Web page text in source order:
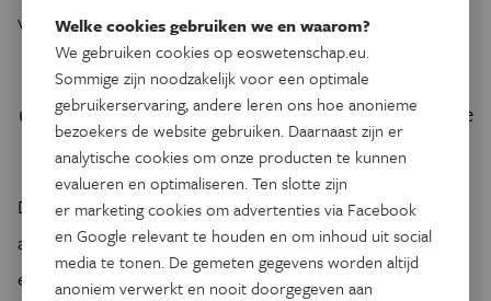
van waar we naartoe willen.’
De academische erfgoedcollectie van de Gentse
universiteit is met 400.000 stuks veruit de grootste
van Vlaanderen
Doom doelt op de jonge vinvis die in november 2015 werd
aangevaren door een vrachtschip en op de voorsteven
ervan belandde. Het kwam zo in de Gentse haven terecht.
Welke cookies gebruiken we en waarom?
We gebruiken cookies op eoswetenschap.eu.
Sommige zijn noodzakelijk voor een optimale
gebruikerservaring, andere leren ons hoe anonieme
bezoekers de website gebruiken. Daarnaast zijn er
analytische cookies om onze producten te kunnen
evalueren en optimaliseren. Ten slotte zijn
er marketing cookies om advertenties via Facebook
en Google relevant te houden en om inhoud uit social
media te tonen. De gemeten gegevens worden altijd
anoniem verwerkt en nooit doorgegeven aan